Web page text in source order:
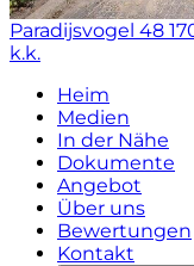
Paradijsvogel 48
k.k.
Heim
Medien
In der Nähe
Dokumente
Angebot
Über uns
Bewertungen
Kontakt